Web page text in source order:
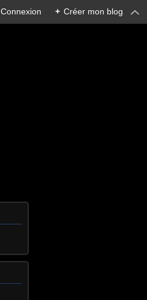
Connexion + Créer mon blog